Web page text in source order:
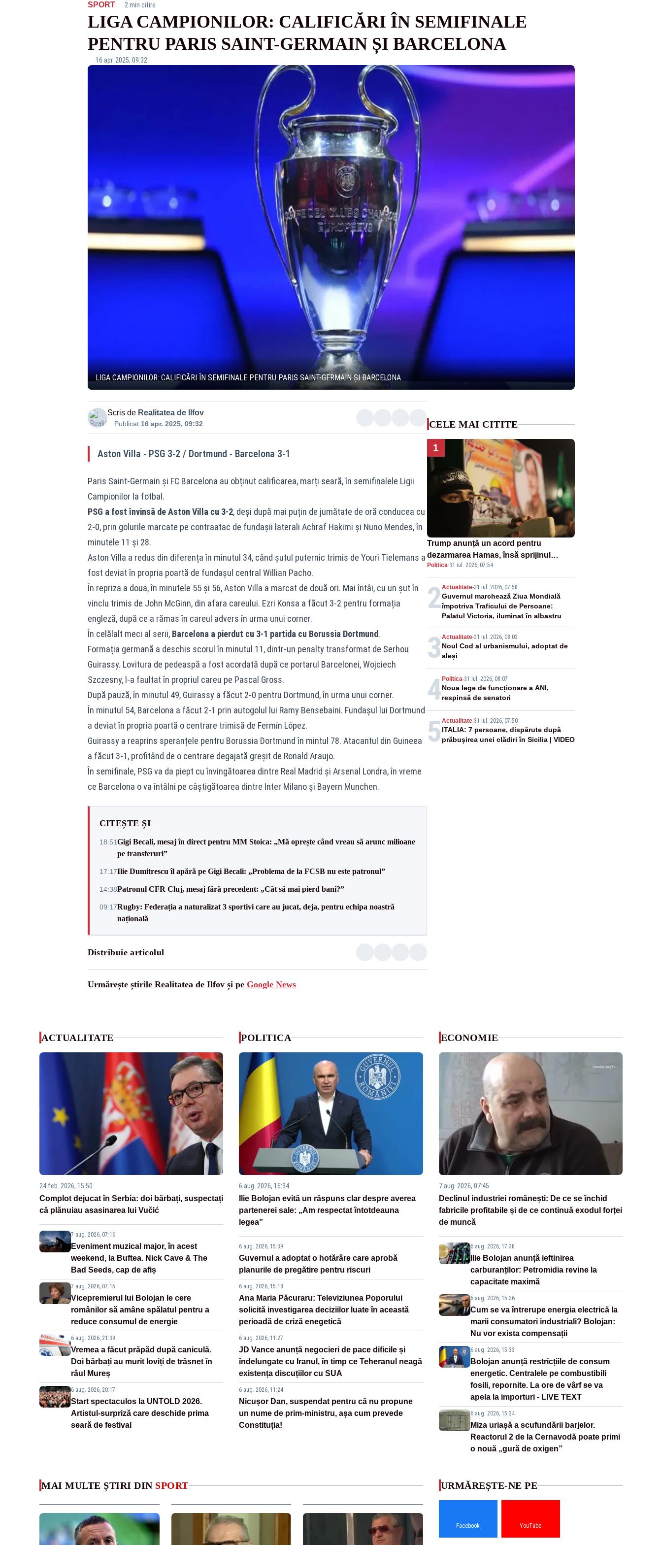
SPORT· 2 min citire
LIGA CAMPIONILOR: CALIFICĂRI ÎN SEMIFINALE
PENTRU PARIS SAINT-GERMAIN ȘI BARCELONA
16 apr. 2025, 09:32
LIGA CAMPIONILOR: CALIFICĂRI ÎN SEMIFINALE PENTRU PARIS SAINT-GERMAIN ȘI BARCELONA
Scris de Realitatea de Ilfov
Publicat:16 apr. 2025, 09:32
Aston Villa - PSG 3-2 / Dortmund - Barcelona 3-1
Paris Saint-Germain și FC Barcelona au obținut calificarea, marți seară, în semifinalele Ligii
Campionilor la fotbal.
PSG a fost învinsă de Aston Villa cu 3-2, deși după mai puțin de jumătate de oră conducea cu
2-0, prin golurile marcate pe contraatac de fundașii laterali Achraf Hakimi și Nuno Mendes, în
minutele 11 și 28.
Aston Villa a redus din diferența în minutul 34, când șutul puternic trimis de Youri Tielemans a
fost deviat în propria poartă de fundașul central Willian Pacho.
În repriza a doua, în minutele 55 și 56, Aston Villa a marcat de două ori. Mai întâi, cu un șut în
vinclu trimis de John McGinn, din afara careului. Ezri Konsa a făcut 3-2 pentru formația
engleză, după ce a rămas în careul advers în urma unui corner.
În celălalt meci al serii, Barcelona a pierdut cu 3-1 partida cu Borussia Dortmund.
Formația germană a deschis scorul în minutul 11, dintr-un penalty transformat de Serhou
Guirassy. Lovitura de pedeaspă a fost acordată după ce portarul Barcelonei, Wojciech
Szczesny, l-a faultat în propriul careu pe Pascal Gross.
După pauză, în minutul 49, Guirassy a făcut 2-0 pentru Dortmund, în urma unui corner.
În minutul 54, Barcelona a făcut 2-1 prin autogolul lui Ramy Bensebaini. Fundașul lui Dortmund
a deviat în propria poartă o centrare trimisă de Fermín López.
Guirassy a reaprins speranțele pentru Borussia Dortmund în mintul 78. Atacantul din Guineea
a făcut 3-1, profitând de o centrare degajată greșit de Ronald Araujo.
În semifinale, PSG va da piept cu învingătoarea dintre Real Madrid și Arsenal Londra, în vreme
ce Barcelona o va întâlni pe câștigătoarea dintre Inter Milano și Bayern Munchen.
CITEȘTE ȘI
18:51Gigi Becali, mesaj în direct pentru MM Stoica: „Mă oprește când vreau să arunc milioane
pe transferuri”
17:17Ilie Dumitrescu îl apără pe Gigi Becali: „Problema de la FCSB nu este patronul”
14:38Patronul CFR Cluj, mesaj fără precedent: „Cât să mai pierd bani?”
09:17Rugby: Federația a naturalizat 3 sportivi care au jucat, deja, pentru echipa noastră
națională
Distribuie articolul
Urmărește știrile Realitatea de Ilfov și pe Google News
CELE MAI CITITE
1
Trump anunță un acord pentru
dezarmarea Hamas, însă sprijinul
Israelului rămâne incert
Politica·31 iul. 2026, 07:54
2Actualitate-31 iul. 2026, 07:58
Guvernul marchează Ziua Mondială
împotriva Traficului de Persoane:
Palatul Victoria, iluminat în albastru
3 Actualitate-31 iul. 2026, 08:03
Noul Cod al urbanismului, adoptat de
aleși
4 Politica-31 iul. 2026, 08:07
Noua lege de funcționare a ANI,
respinsă de senatori
5 Actualitate-31 iul. 2026, 07:50
ITALIA: 7 persoane, dispărute după
prăbușirea unei clădiri în Sicilia | VIDEO
ACTUALITATE
24 feb. 2026, 15:50
Complot dejucat în Serbia: doi bărbați, suspectați
că plănuiau asasinarea lui Vučić
7 aug. 2026, 07:16
Eveniment muzical major, în acest
weekend, la Buftea. Nick Cave & The
Bad Seeds, cap de afiș
7 aug. 2026, 07:15
Vicepremierul lui Bolojan le cere
românilor să amâne spălatul pentru a
reduce consumul de energie
6 aug. 2026, 21:39
Vremea a făcut prăpăd după caniculă.
Doi bărbați au murit loviți de trăsnet în
râul Mureș
6 aug. 2026, 20:17
Start spectaculos la UNTOLD 2026.
Artistul-surpriză care deschide prima
seară de festival
POLITICA
6 aug. 2026, 16:34
Ilie Bolojan evită un răspuns clar despre averea
partenerei sale: „Am respectat întotdeauna
legea”
6 aug. 2026, 15:39
Guvernul a adoptat o hotărâre care aprobă
planurile de pregătire pentru riscuri
6 aug. 2026, 15:18
Ana Maria Păcuraru: Televiziunea Poporului
solicită investigarea deciziilor luate în această
perioadă de criză enegetică
6 aug. 2026, 11:27
JD Vance anunță negocieri de pace dificile și
îndelungate cu Iranul, în timp ce Teheranul neagă
existența discuțiilor cu SUA
6 aug. 2026, 11:24
Nicușor Dan, suspendat pentru că nu propune
un nume de prim-ministru, așa cum prevede
Constituția!
ECONOMIE
7 aug. 2026, 07:45
Declinul industriei românești: De ce se închid
fabricile profitabile și de ce continuă exodul forței
de muncă
6 aug. 2026, 17:38
Ilie Bolojan anunță ieftinirea
carburanților: Petromidia revine la
capacitate maximă
6 aug. 2026, 15:36
Cum se va întrerupe energia electrică la
marii consumatori industriali? Bolojan:
Nu vor exista compensații
6 aug. 2026, 15:33
Bolojan anunță restricțiile de consum
energetic. Centralele pe combustibili
fosili, repornite. La ore de vârf se va
apela la importuri - LIVE TEXT
6 aug. 2026, 15:24
Miza uriașă a scufundării barjelor.
Reactorul 2 de la Cernavodă poate primi
o nouă „gură de oxigen”
MAI MULTE ȘTIRI DIN SPORT URMĂREȘTE-NE PE
Facebook YouTube